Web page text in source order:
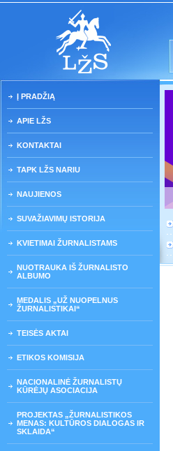
Į PRADŽIĄ
APIE LŽS
KONTAKTAI
TAPK LŽS NARIU
NAUJIENOS
SUVAŽIAVIMŲ ISTORIJA
KVIETIMAI ŽURNALISTAMS
NUOTRAUKA IŠ ŽURNALISTO
ALBUMO
MEDALIS „UŽ NUOPELNUS
ŽURNALISTIKAI“
TEISĖS AKTAI
ETIKOS KOMISIJA
NACIONALINĖ ŽURNALISTŲ
KŪRĖJŲ ASOCIACIJA
PROJEKTAS „ŽURNALISTIKOS
MENAS: KULTŪROS DIALOGAS IR
SKLAIDA“